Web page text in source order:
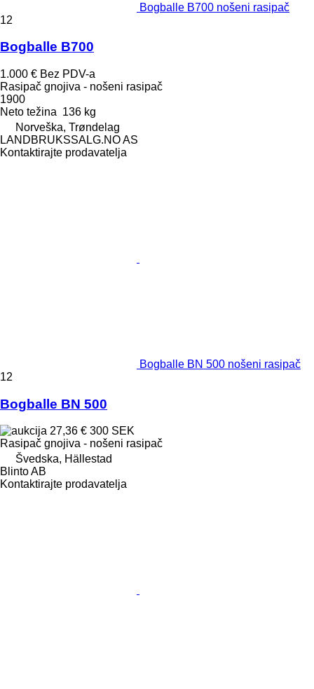
Bogballe B700 nošeni rasipač
12
Bogballe B700
1.000 € Bez PDV-a
Rasipač gnojiva - nošeni rasipač
1900
Neto težina 136 kg
Norveška, Trøndelag
LANDBRUKSSALG.NO AS
Kontaktirajte prodavatelja
Bogballe BN 500 nošeni rasipač
12
Bogballe BN 500
27,36 € 300 SEK
Rasipač gnojiva - nošeni rasipač
Švedska, Hällestad
Blinto AB
Kontaktirajte prodavatelja